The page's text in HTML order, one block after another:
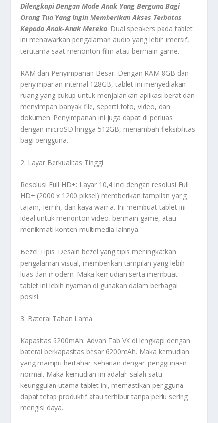
Dilengkapi Dengan Mode Anak Yang Berguna Bagi
Orang Tua Yang Ingin Memberikan Akses Terbatas
Kepada Anak-Anak Mereka. Dual speakers pada tablet
ini menawarkan pengalaman audio yang lebih imersif,
terutama saat menonton film atau bermain game.
RAM dan Penyimpanan Besar: Dengan RAM 8GB dan
penyimpanan internal 128GB, tablet ini menyediakan
ruang yang cukup untuk menjalankan aplikasi berat dan
menyimpan banyak file, seperti foto, video, dan
dokumen. Penyimpanan ini juga dapat di perluas
dengan microSD hingga 512GB, menambah fleksibilitas
bagi pengguna.
2. Layar Berkualitas Tinggi
Resolusi Full HD+: Layar 10,4 inci dengan resolusi Full
HD+ (2000 x 1200 piksel) memberikan tampilan yang
tajam, jernih, dan kaya warna. Ini membuat tablet ini
ideal untuk menonton video, bermain game, atau
menikmati konten multimedia lainnya.
Bezel Tipis: Desain bezel yang tipis meningkatkan
pengalaman visual, memberikan tampilan yang lebih
luas dan modern. Maka kemudian serta membuat
tablet ini lebih nyaman di gunakan dalam berbagai
posisi.
3. Baterai Tahan Lama
Kapasitas 6200mAh: Advan Tab VX di lengkapi dengan
baterai berkapasitas besar 6200mAh. Maka kemudian
yang mampu bertahan seharian dengan penggunaan
normal. Maka kemudian ini adalah salah satu
keunggulan utama tablet ini, memastikan pengguna
dapat tetap produktif atau terhibur tanpa perlu sering
mengisi daya.